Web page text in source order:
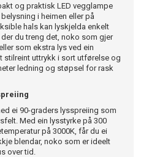
og praktisk LED vegglampe
i heimen eller på
hals kan lyskjelda enkelt
du treng det, noko som gjer
som ekstra lys ved ein
stilreint uttrykk i sort utførelse og
ledning og støpsel for rask
ei 90-graders lysspreiing som
Med ein lysstyrke på 300
på 3000K, får du ei
blendar, noko som er ideelt
over tid.